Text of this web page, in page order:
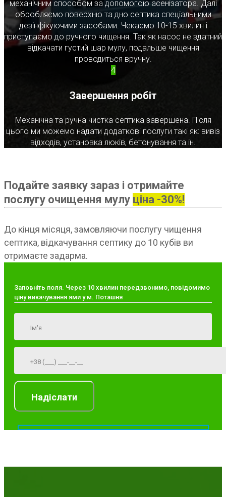
механічним способом за допомогою асенізатора. Далі
обробляємо поверхню та дно септика спеціальними
дезінфікуючими засобами. Чекаємо 10-15 хвилин і
приступаємо до ручного чищення. Так як насос не здатний
відкачати густий шар мулу, подальше чищення
проводиться вручну.
4
Завершення робіт
Механічна та ручна чистка септика завершена. Після
цього ми можемо надати додаткові послуги такі як: вивіз
відходів, установка люків, бетонування та ін.
Подайте заявку зараз і отримайте
послугу очищення мулу ціна -30%!
До кінця місяця, замовляючи послугу чищення
септика, відкачування септику до 10 кубів ви
отримаєте задарма.
Заповніть поля. Через 10 хвилин передзвонимо, повідомимо
ціну викачування ями у м. Поташня